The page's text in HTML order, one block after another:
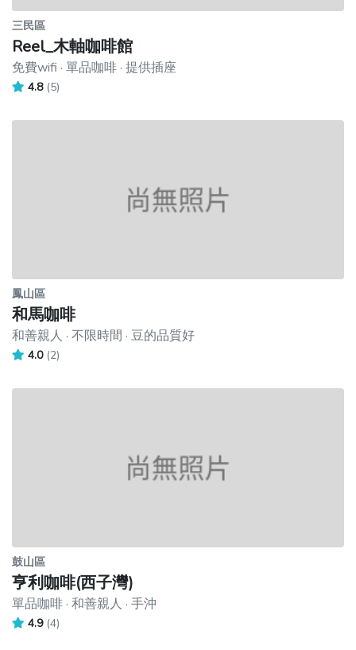
三民區
Reel_木軸咖啡館
免費wifi · 單品咖啡 · 提供插座
4.8 (5)
鳳山區
和馬咖啡
和善親人 · 不限時間 · 豆的品質好
4.0 (2)
鼓山區
亨利咖啡(西子灣)
單品咖啡 · 和善親人 · 手沖
4.9 (4)